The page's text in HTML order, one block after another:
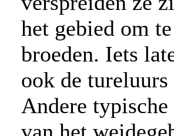
het gebied om te
broeden. Iets
ook de tureluurs
Andere typische